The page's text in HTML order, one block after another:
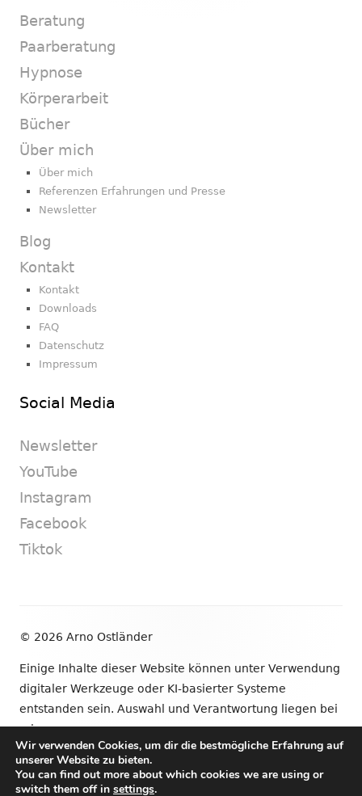
Beratung
Paarberatung
Hypnose
Körperarbeit
Bücher
Über mich
Über mich
Referenzen Erfahrungen und Presse
Newsletter
Blog
Kontakt
Kontakt
Downloads
FAQ
Datenschutz
Impressum
Social Media
Newsletter
YouTube
Instagram
Facebook
Tiktok
© 2026 Arno Ostländer
Einige Inhalte dieser Website können unter Verwendung
digitaler Werkzeuge oder KI-basierter Systeme
entstanden sein. Auswahl und Verantwortung liegen bei
mir.
•VerwendetTiny Framework
Wir verwenden Cookies, um dir die bestmögliche Erfahrung auf
unserer Website zu bieten.
You can find out more about which cookies we are using or
switch them off in settings.